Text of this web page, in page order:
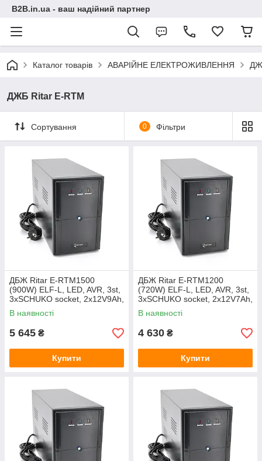
B2B.in.ua - ваш надійний партнер
Каталог товарів АВАРІЙНЕ ЕЛЕКТРОЖИВЛЕННЯ
ДЖБ Ritar Е-RTM
Сортування 0 Фільтри
ДБЖ Ritar E-RTM1500
(900W) ELF-L, LED, AVR, 3st,
3xSCHUKO socket, 2x12V9Ah,
metal Case Q2 (405*195*285)
11,5 кг (340*120*190)
В наявності
5 645 ₴
Купити
ДБЖ Ritar E-RTM1200
(720W) ELF-L, LED, AVR, 3st,
3xSCHUKO socket, 2x12V7Ah,
metal Case Q2 (405*195*285)
10.2 кг (340*120*190)
В наявності
4 630 ₴
Купити